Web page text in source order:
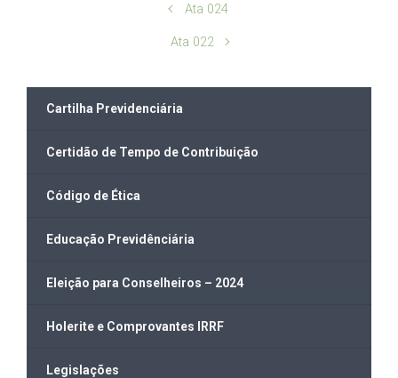
Ata 024
Ata 022
Cartilha Previdenciária
Certidão de Tempo de Contribuição
Código de Ética
Educação Previdênciária
Eleição para Conselheiros – 2024
Holerite e Comprovantes IRRF
Legislações